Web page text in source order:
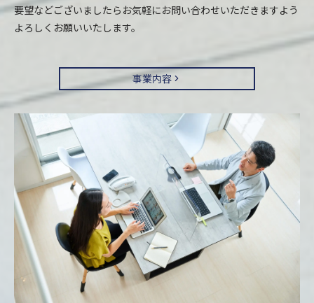
要望などございましたらお気軽にお問い合わせいただきますよう
よろしくお願いいたします。
事業内容